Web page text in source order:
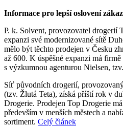
Informace pro lepší oslovení
P. k. Solvent, provozovatel drogerií
expanzi své modernizované sítě
mělo být těchto prodejen v Česku
až 600. K úspěšné expanzi má
s výzkumnou agenturou Nielsen,
Síť původních drogerií,
(tzv. Žlutá Teta), získá příští rok v
Drogerie. Prodejen Top Drogerie
především v menších městech a
sortiment. Celý článek